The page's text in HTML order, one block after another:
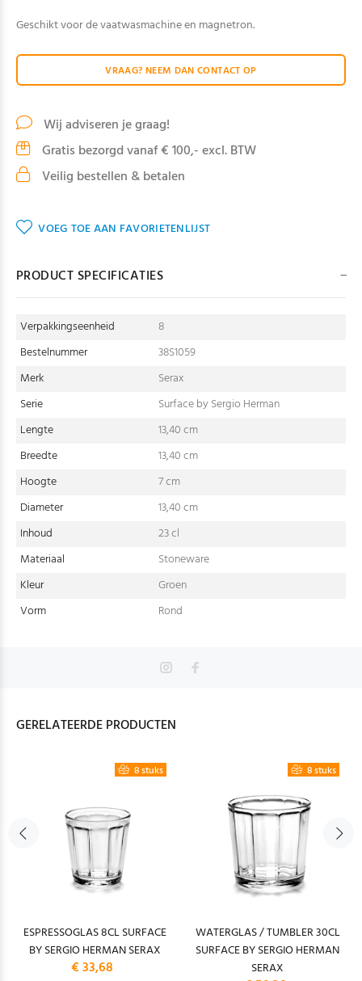
Geschikt voor de vaatwasmachine en magnetron.
VRAAG? NEEM DAN CONTACT OP
Wij adviseren je graag!
Gratis bezorgd vanaf € 100,- excl. BTW
Veilig bestellen & betalen
VOEG TOE AAN FAVORIETENLIJST
PRODUCT SPECIFICATIES
Verpakkingseenheid
8
Bestelnummer
38S1059
Merk
Serax
Serie
Surface by Sergio Herman
Lengte
13,40 cm
Breedte
13,40 cm
Hoogte
7 cm
Diameter
13,40 cm
Inhoud
23 cl
Materiaal
Stoneware
Kleur
Groen
Vorm
Rond
GERELATEERDE PRODUCTEN
8 stuks
ESPRESSOGLAS 8CL SURFACE
BY SERGIO HERMAN SERAX
€ 33,68
8 stuks
WATERGLAS / TUMBLER 30CL
SURFACE BY SERGIO HERMAN
SERAX